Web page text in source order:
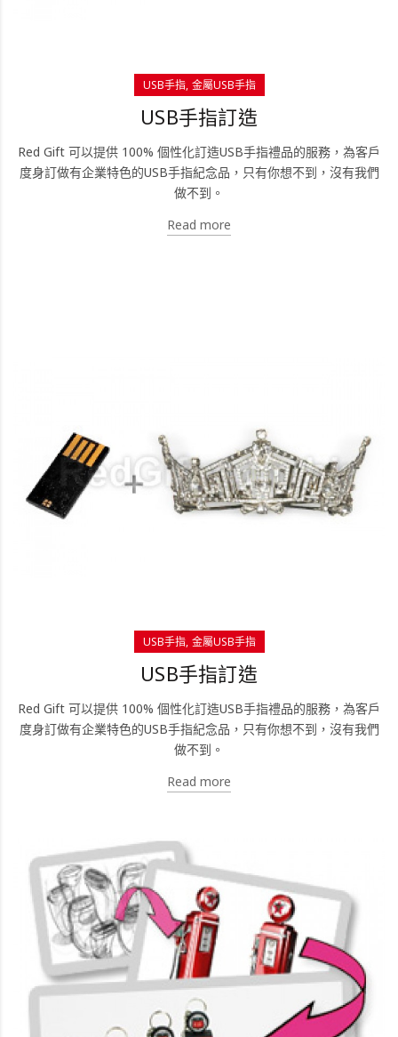
USB手指 金屬USB手指
USB手指訂造
Red Gift 可以提供 100% 個性化訂造USB手指禮品的服務，為客戶
度身訂做有企業特色的USB手指紀念品，只有你想不到，沒有我們
做不到。
Read more
USB手指 金屬USB手指
USB手指訂造
Red Gift 可以提供 100% 個性化訂造USB手指禮品的服務，為客戶
度身訂做有企業特色的USB手指紀念品，只有你想不到，沒有我們
做不到。
Read more